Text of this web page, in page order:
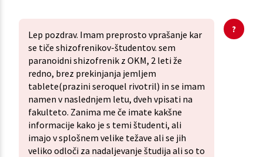
Lep pozdrav. Imam preprosto vprašanje kar
se tiče shizofrenikov-študentov. sem
paranoidni shizofrenik z OKM, 2 leti že
redno, brez prekinjanja jemljem
tablete(prazini seroquel rivotril) in se imam
namen v naslednjem letu, dveh vpisati na
fakulteto. Zanima me če imate kakšne
informacije kako je s temi študenti, ali
imajo v splošnem velike težave ali se jih
veliko odloči za nadaljevanje študija ali so to